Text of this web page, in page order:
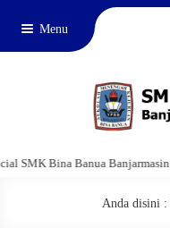
Menu
Bina Banua Banjarmasin
Anda disini :